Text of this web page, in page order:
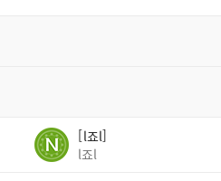
l죠l
l죠l